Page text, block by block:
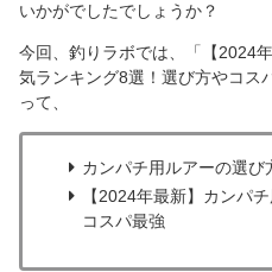
いかがでしたでしょうか？
今回、釣りラボでは、「【2024
気ランキング8選！選び方やコス
って、
カンパチ用ルアーの選び
【2024年最新】カンパ
コスパ最強